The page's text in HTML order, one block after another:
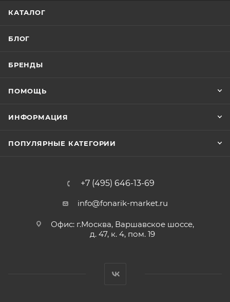
КАТАЛОГ
БЛОГ
БРЕНДЫ
ПОМОЩЬ
ИНФОРМАЦИЯ
ПОПУЛЯРНЫЕ КАТЕГОРИИ
+7 (495) 646-13-69
info@fonarik-market.ru
Офис: г.Москва, Варшавское шоссе,
д. 47, к. 4, пом. 19